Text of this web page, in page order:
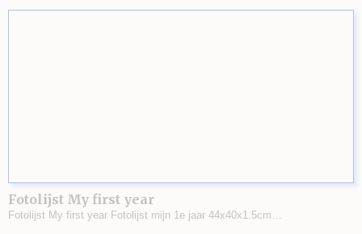
Fotolijst My first year
Fotolijst My first year Fotolijst mijn 1e jaar 44x40x1.5cm…